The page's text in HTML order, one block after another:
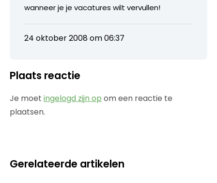
wanneer je je vacatures wilt vervullen!
24 oktober 2008 om 06:37
Plaats reactie
Je moet ingelogd zijn op om een reactie te
plaatsen.
Gerelateerde artikelen